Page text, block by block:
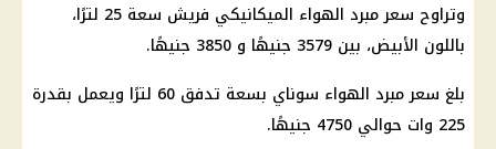
وتراوح سعر مبرد الهواء الميكانيكي فريش سعة 25 لترًا،
باللون الأبيض، بين 3579 جنيهًا و 3850 جنيهًا.
بلغ سعر مبرد الهواء سوناي بسعة تدفق 60 لترًا ويعمل بقدرة
225 وات حوالي 4750 جنيهًا.